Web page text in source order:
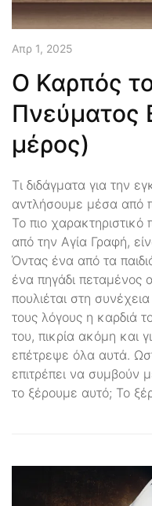
Απρ 1, 2025
Ο Καρπός
Πνεύματος
μέρος)
Τι διδάγματα για την
αντλήσουμε μέσα από
Το πιο
από την Αγία Γραφή,
Όντας ένα από τα
ένα πηγάδι πεταμένος
πουλιέται στη
τους λόγους η καρδιά
του, πικρία ακόμη και
επέτρεψε όλα αυτά.
επιτρέπει να συμβούν
το ξέρουμε αυτό; Το